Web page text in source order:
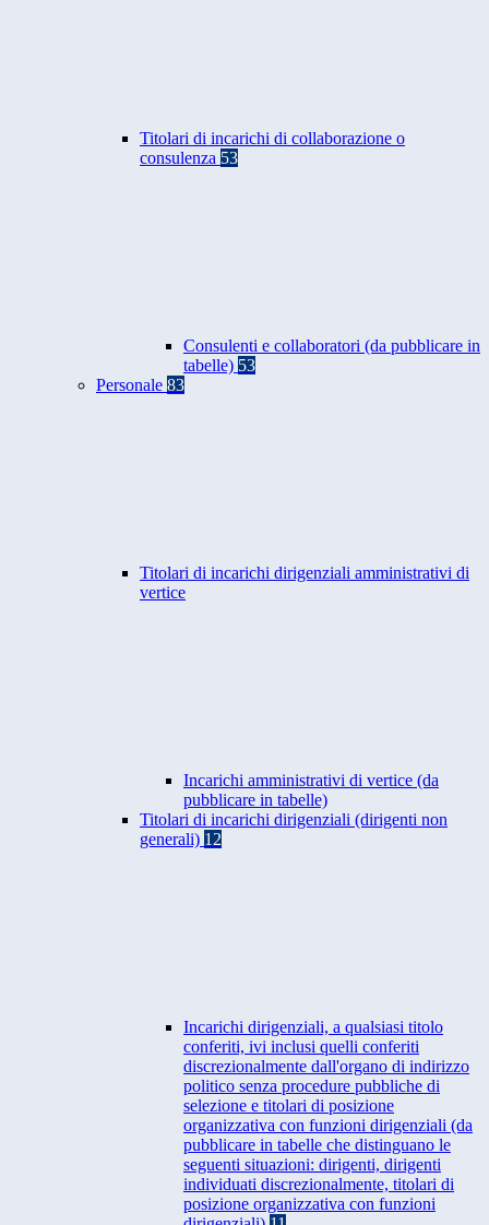
Titolari di incarichi di collaborazione o
consulenza 53
Consulenti e collaboratori (da pubblicare in
tabelle) 53
Personale 83
Titolari di incarichi dirigenziali amministrativi di
vertice
Incarichi amministrativi di vertice (da
pubblicare in tabelle)
Titolari di incarichi dirigenziali (dirigenti non
generali) 12
Incarichi dirigenziali, a qualsiasi titolo
conferiti, ivi inclusi quelli conferiti
discrezionalmente dall'organo di indirizzo
politico senza procedure pubbliche di
selezione e titolari di posizione
organizzativa con funzioni dirigenziali (da
pubblicare in tabelle che distinguano le
seguenti situazioni: dirigenti, dirigenti
individuati discrezionalmente, titolari di
posizione organizzativa con funzioni